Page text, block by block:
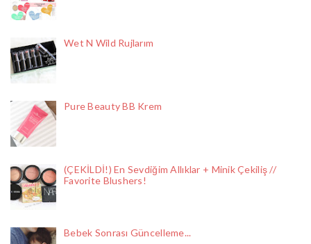
Wet N Wild Rujlarım
Pure Beauty BB Krem
(ÇEKİLDİ!) En Sevdiğim Allıklar + Minik Çekiliş //
Favorite Blushers!
Bebek Sonrası Güncelleme...